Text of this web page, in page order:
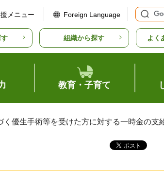
メニュー Foreign Language
組織から探す よく
教育・子育て
く優生手術等を受けた方に対する一時金の支